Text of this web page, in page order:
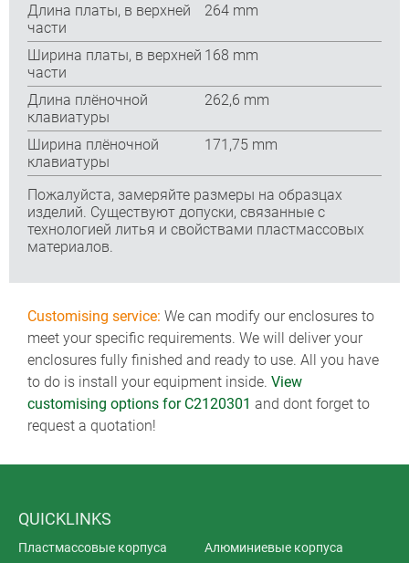
Длина платы, в верхней
части
264 mm
Ширина платы, в верхней
части
168 mm
Длина плёночной
клавиатуры
262,6 mm
Ширина плёночной
клавиатуры
171,75 mm
Пожалуйста, замеряйте размеры на образцах
изделий. Существуют допуски, связанные с
технологией литья и свойствами пластмассовых
материалов.
Customising service: We can modify our enclosures to
meet your specific requirements. We will deliver your
enclosures fully finished and ready to use. All you have
to do is install your equipment inside. View
customising options for C2120301 and dont forget to
request a quotation!
QUICKLINKS
Пластмассовые корпуса
Алюминиевые корпуса